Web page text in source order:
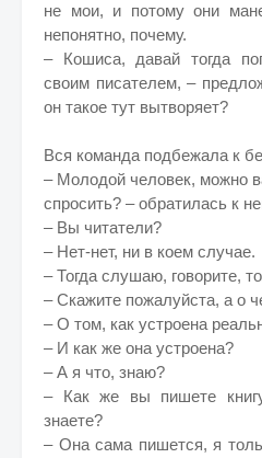
не мои, и потому они
непонятно, почему.
– Кошиса, давай тогда
своим писателем, –
он такое тут вытворяет?
Вся команда подбежала к
– Молодой человек, можно
спросить? – обратилась к
– Вы читатели?
– Нет-нет, ни в коем случае.
– Тогда слушаю, говорите,
– Скажите пожалуйста, а о
– О том, как устроена
– И как же она устроена?
– А я что, знаю?
– Как же вы пишете
знаете?
– Она сама пишется, я